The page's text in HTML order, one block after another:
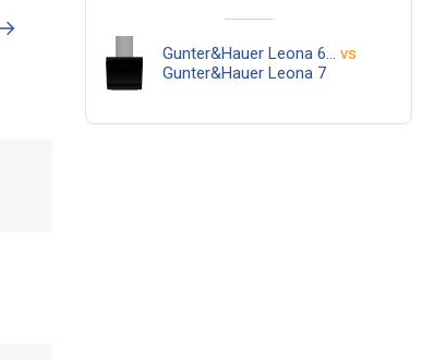
Gunter&Hauer Leona 6Q vs
Gunter&Hauer Leona 7